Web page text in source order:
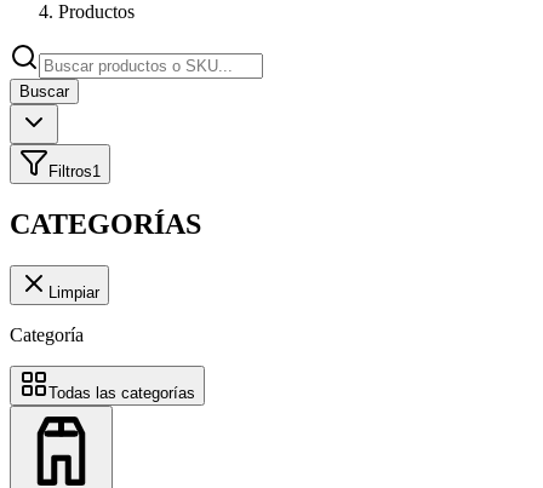
Productos
Buscar
Filtros1
CATEGORÍAS
Limpiar
Categoría
Todas las categorías